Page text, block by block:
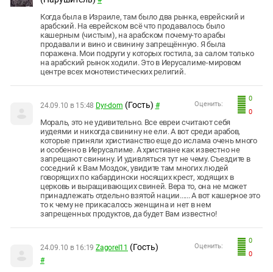
Когда была в Израиле, там было два рынка, еврейский и
арабский. На еврейском всё что продавалось было
кашерным (чистым), на арабском почему-то арабы
продавали и вино и свинину запрещённую. Я была
поражена. Мои подруги у которых гостила, за салом только
на арабский рынок ходили. Это в Иерусалиме-мировом
центре всех монотеистических религий.
0
0
Оценить:
24.09.10 в 15:48 Dyr-dom (Гость) #
Мораль, это не удивительно. Все евреи считают себя
иудеями и никогда свинину не ели. А вот среди арабов,
которые приняли христианство еще до ислама очень много
и особенно в Иерусалиме. А христиане как известно не
запрещают свинину. И удивляться тут не чему. Съездите в
соседний к Вам Моздок, увидите там многих людей
говорящих по кабардински носящих крест, ходящих в
церковь и выращивающих свиней. Вера то, она не может
принадлежать отдельно взятой нации...... А вот кашерное это
то к чему не прикасалось женщина и нет в нем
запрещенных продуктов, да будет Вам известно!
0
0
Оценить:
24.09.10 в 16:19 Zagorel11 (Гость)
#